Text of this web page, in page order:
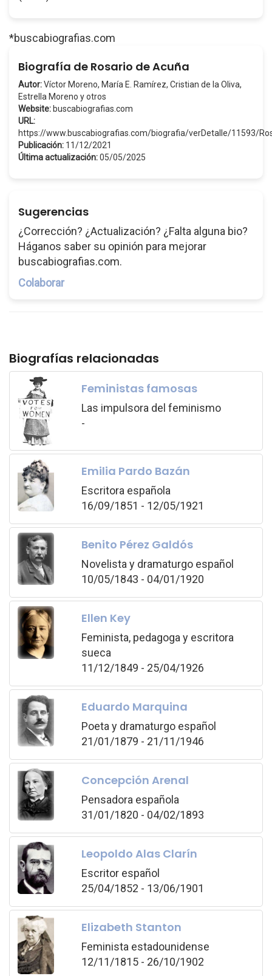
*buscabiografias.com
Biografía de Rosario de Acuña
Autor:Víctor Moreno, María E. Ramírez, Cristian de la Oliva,
Estrella Moreno y otros
Website: buscabiografias.com
URL:
https://www.buscabiografias.com/biografia/verDetalle/11593/
Publicación: 11/12/2021
Última actualización:05/05/2025
Sugerencias
¿Corrección? ¿Actualización? ¿Falta alguna bio?
Háganos saber su opinión para mejorar
buscabiografias.com.
Colaborar
Biografías relacionadas
Feministas famosas
Las impulsora del feminismo
-
Emilia Pardo Bazán
Escritora española
16/09/1851 - 12/05/1921
Benito Pérez Galdós
Novelista y dramaturgo español
10/05/1843 - 04/01/1920
Ellen Key
Feminista, pedagoga y escritora
sueca
11/12/1849 - 25/04/1926
Eduardo Marquina
Poeta y dramaturgo español
21/01/1879 - 21/11/1946
Concepción Arenal
Pensadora española
31/01/1820 - 04/02/1893
Leopoldo Alas Clarín
Escritor español
25/04/1852 - 13/06/1901
Elizabeth Stanton
Feminista estadounidense
12/11/1815 - 26/10/1902